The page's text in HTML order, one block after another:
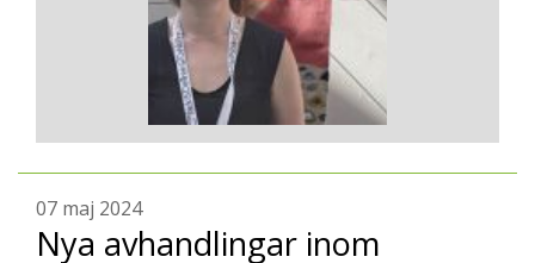
07 maj 2024
Nya avhandlingar inom